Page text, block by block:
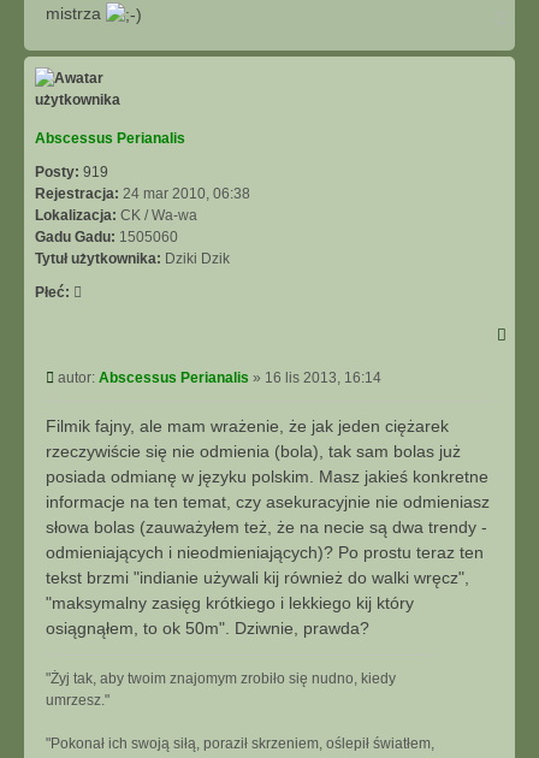
mistrza
Abscessus Perianalis
Posty: 919
Rejestracja: 24 mar 2010, 06:38
Lokalizacja: CK / Wa-wa
Gadu Gadu: 1505060
Tytuł użytkownika: Dziki Dzik
Płeć:
Post
autor: Abscessus Perianalis » 16 lis 2013, 16:14
Filmik fajny, ale mam wrażenie, że jak jeden ciężarek
rzeczywiście się nie odmienia (bola), tak sam bolas już
posiada odmianę w języku polskim. Masz jakieś konkretne
informacje na ten temat, czy asekuracyjnie nie odmieniasz
słowa bolas (zauważyłem też, że na necie są dwa trendy -
odmieniających i nieodmieniających)? Po prostu teraz ten
tekst brzmi "indianie używali kij również do walki wręcz",
"maksymalny zasięg krótkiego i lekkiego kij który
osiągnąłem, to ok 50m". Dziwnie, prawda?
"Żyj tak, aby twoim znajomym zrobiło się nudno, kiedy
umrzesz."
"Pokonał ich swoją siłą, poraził skrzeniem, oślepił światłem,